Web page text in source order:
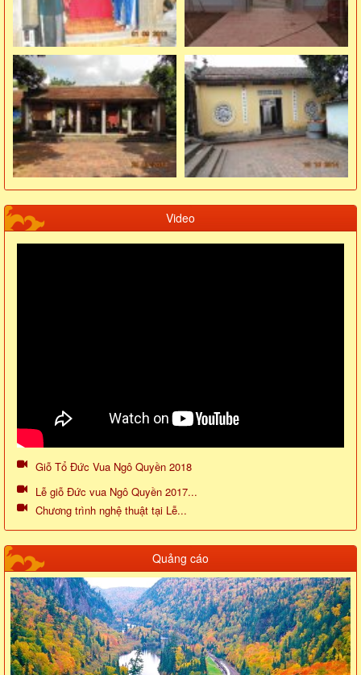
Video
Giỗ Tổ Đức Vua Ngô Quyền 2018
Lễ giỗ Đức vua Ngô Quyền 2017...
Chương trình nghệ thuật tại Lễ...
Quảng cáo